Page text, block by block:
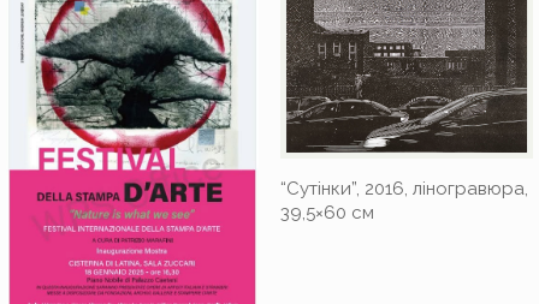
“Сутінки”, 2016, ліногравюра,
39,5×60 cм